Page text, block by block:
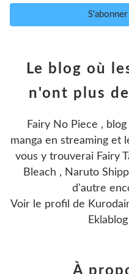
Le blog où
n'ont plus
Fairy No Piece ,
manga en streaming et
vous y trouverai Fairy
Bleach , Naruto
d'autre
Voir le profil de
Eklablog
À